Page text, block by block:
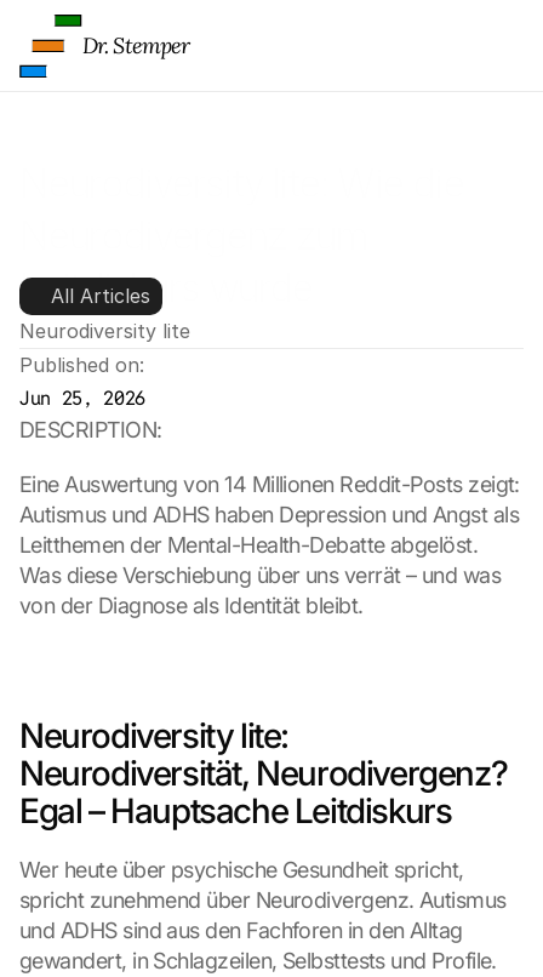
Leitdiskurs wurde
All Articles
Neurodiversity lite
Published on:
Jun 25, 2026
DESCRIPTION:
Eine Auswertung von 14 Millionen Reddit-Posts zeigt:
Autismus und ADHS haben Depression und Angst als
Leitthemen der Mental-Health-Debatte abgelöst.
Was diese Verschiebung über uns verrät – und was
von der Diagnose als Identität bleibt.
Neurodiversity lite:
Neurodiversität, Neurodivergenz?
Egal – Hauptsache Leitdiskurs
Wer heute über psychische Gesundheit spricht,
spricht zunehmend über Neurodivergenz. Autismus
und ADHS sind aus den Fachforen in den Alltag
gewandert, in Schlagzeilen, Selbsttests und Profile.
Dr. Stemper